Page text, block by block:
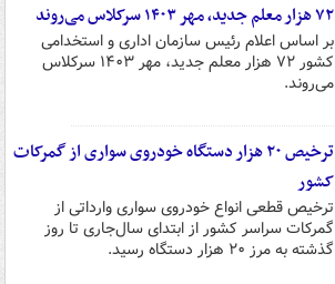
۷۲ هزار معلم جدید، مهر ۱۴۰۳ سرکلاس می‌روند
بر اساس اعلام رئیس سازمان اداری و استخدامی
کشور ۷۲ هزار معلم جدید، مهر ۱۴۰۳ سرکلاس
می‌روند.
ترخیص ۲۰ هزار دستگاه خودروی سواری از گمرکات
کشور
ترخیص قطعی انواع خودروی سواری وارداتی از
گمرکات سراسر کشور از ابتدای سال‌جاری تا روز
گذشته به مرز ۲۰ هزار دستگاه رسید.